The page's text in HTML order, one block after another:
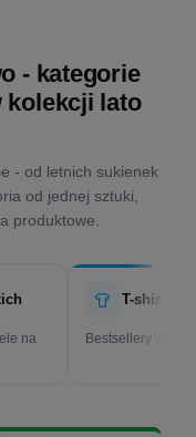
- kategorie
kolekcji lato
- od letnich sukienek
od jednej sztuki,
produktowe.
na
T-shirty
Bestsellery w